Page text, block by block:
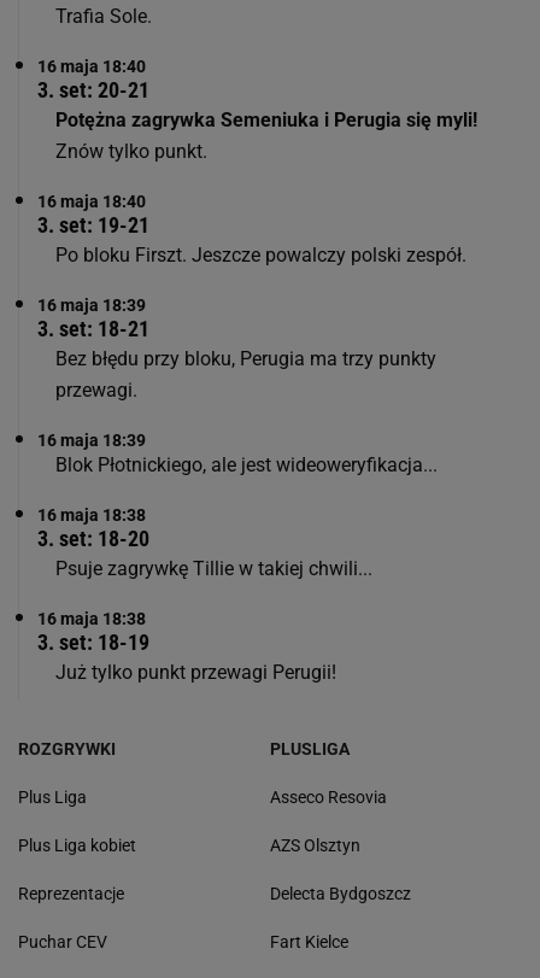
Trafia Sole.
16 maja 18:40
3. set: 20-21
Potężna zagrywka Semeniuka i Perugia się myli!
Znów tylko punkt.
16 maja 18:40
3. set: 19-21
Po bloku Firszt. Jeszcze powalczy polski zespół.
16 maja 18:39
3. set: 18-21
Bez błędu przy bloku, Perugia ma trzy punkty
przewagi.
16 maja 18:39
Blok Płotnickiego, ale jest wideoweryfikacja...
16 maja 18:38
3. set: 18-20
Psuje zagrywkę Tillie w takiej chwili...
16 maja 18:38
3. set: 18-19
Już tylko punkt przewagi Perugii!
ROZGRYWKI
Plus Liga
Plus Liga kobiet
Reprezentacje
Puchar CEV
PLUSLIGA
Asseco Resovia
AZS Olsztyn
Delecta Bydgoszcz
Fart Kielce